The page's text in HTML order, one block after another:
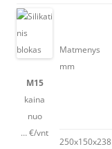
M15
kaina
nuo
… €/vnt
Matmenys
mm
250x150x238